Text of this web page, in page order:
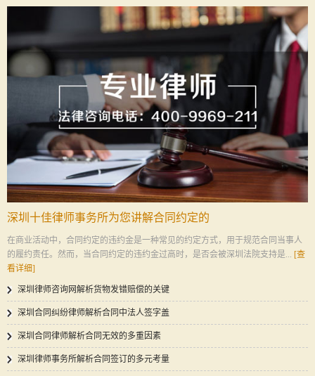
深圳十佳律师事务所为您讲解合同约定的
在商业活动中，合同约定的违约金是一种常见的约定方式，用于规范合同当事人
的履约责任。然而，当合同约定的违约金过高时，是否会被深圳法院支持是... [查
看详细]
深圳律师咨询网解析货物发错赔偿的关键
深圳合同纠纷律师解析合同中法人签字盖
深圳合同律师解析合同无效的多重因素
深圳律师事务所解析合同签订的多元考量